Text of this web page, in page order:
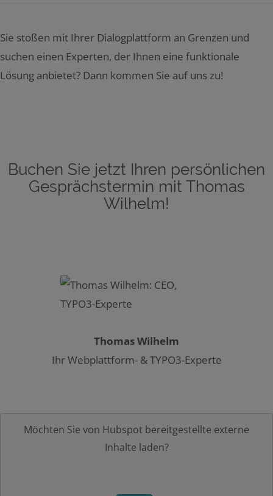
Sie stoßen mit Ihrer Dialogplattform an Grenzen und
suchen einen Experten, der Ihnen eine funktionale
Lösung anbietet? Dann kommen Sie auf uns zu!
Buchen Sie jetzt Ihren persönlichen
Gesprächstermin mit Thomas
Wilhelm!
Thomas Wilhelm
Ihr Webplattform- & TYPO3-Experte
Möchten Sie von Hubspot bereitgestellte externe
Inhalte laden?